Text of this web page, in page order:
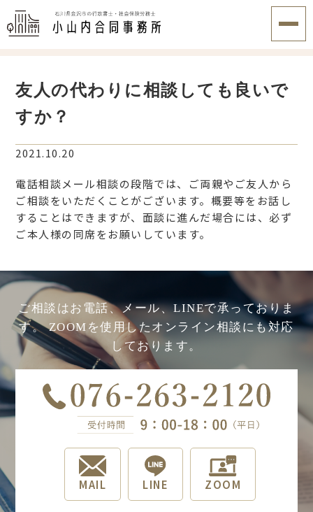
友人の代わりに相談しても良いで
すか？
2021.10.20
電話相談メール相談の段階では、ご両親やご友人から
ご相談をいただくことがございます。概要等をお話し
することはできますが、面談に進んだ場合には、必ず
ご本人様の同席をお願いしています。
ご相談はお電話、メール、LINEで承っておりま
す。ZOOMを使用したオンライン相談にも対応
しております。
MAIL LINE ZOOM